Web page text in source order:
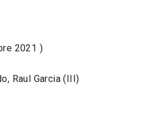
2021 )
Raul Garcia (III)